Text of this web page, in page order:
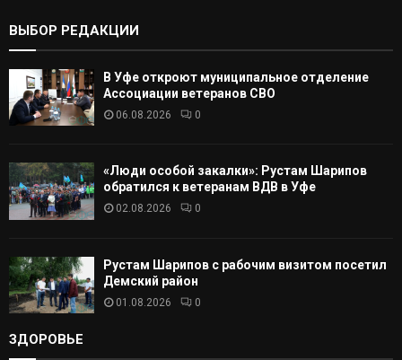
А
ВЫБОР РЕДАКЦИИ
В Уфе откроют муниципальное отделение
Ассоциации ветеранов СВО
06.08.2026 0
«Люди особой закалки»: Рустам Шарипов
обратился к ветеранам ВДВ в Уфе
02.08.2026 0
Рустам Шарипов с рабочим визитом посетил
Демский район
01.08.2026 0
ЗДОРОВЬЕ